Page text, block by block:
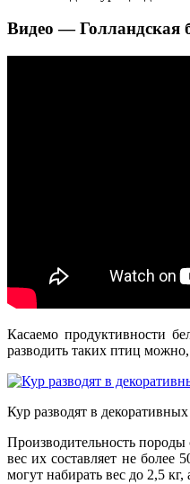
Видео — Голландская
Касаемо продуктивности
разводить таких птиц
Кур разводят в
Производительность
вес их составляет не более
могут набирать вес до 2,5